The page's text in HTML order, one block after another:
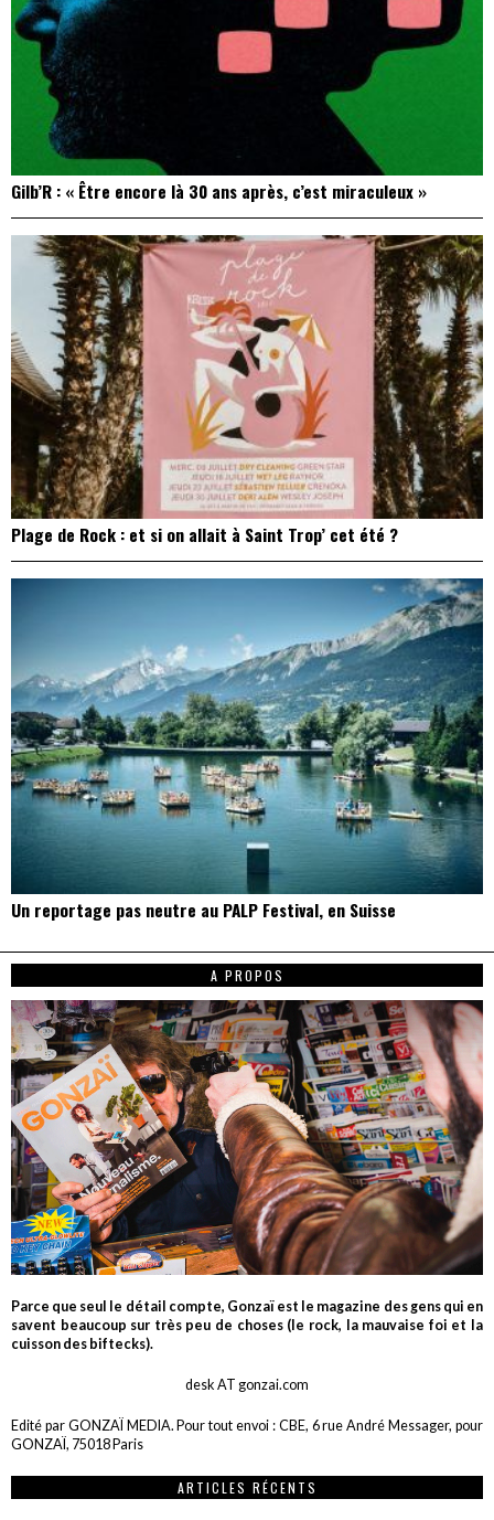
Gilb’R : « Être encore là 30 ans après, c’est miraculeux »
Plage de Rock : et si on allait à Saint Trop’ cet été ?
Un reportage pas neutre au PALP Festival, en Suisse
A PROPOS
Parce que seul le détail compte, Gonzaï est le magazine des gens qui en
savent beaucoup sur très peu de choses (le rock, la mauvaise foi et la
cuisson des biftecks).
desk AT gonzai.com
Edité par GONZAÏ MEDIA. Pour tout envoi : CBE, 6 rue André Messager, pour
GONZAÏ, 75018 Paris
ARTICLES RÉCENTS